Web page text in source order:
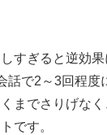
すぎると逆効
話で2～3回程度
までさりげな
です。